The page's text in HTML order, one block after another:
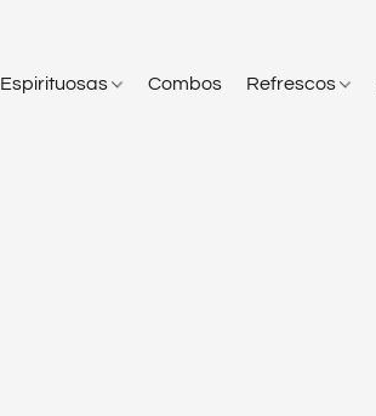
Espirituosas Combos Refrescos